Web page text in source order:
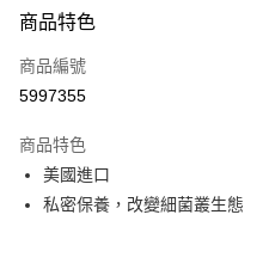
信用卡一次付款
超商取貨付款
Apple Pay
街口支付
商品特色
商品編號
5997355
商品特色
美國進口
私密保養，改變細菌叢生態